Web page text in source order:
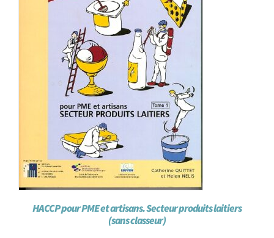
HACCP pour PME et artisans. Secteur produits laitiers
(sans classeur)